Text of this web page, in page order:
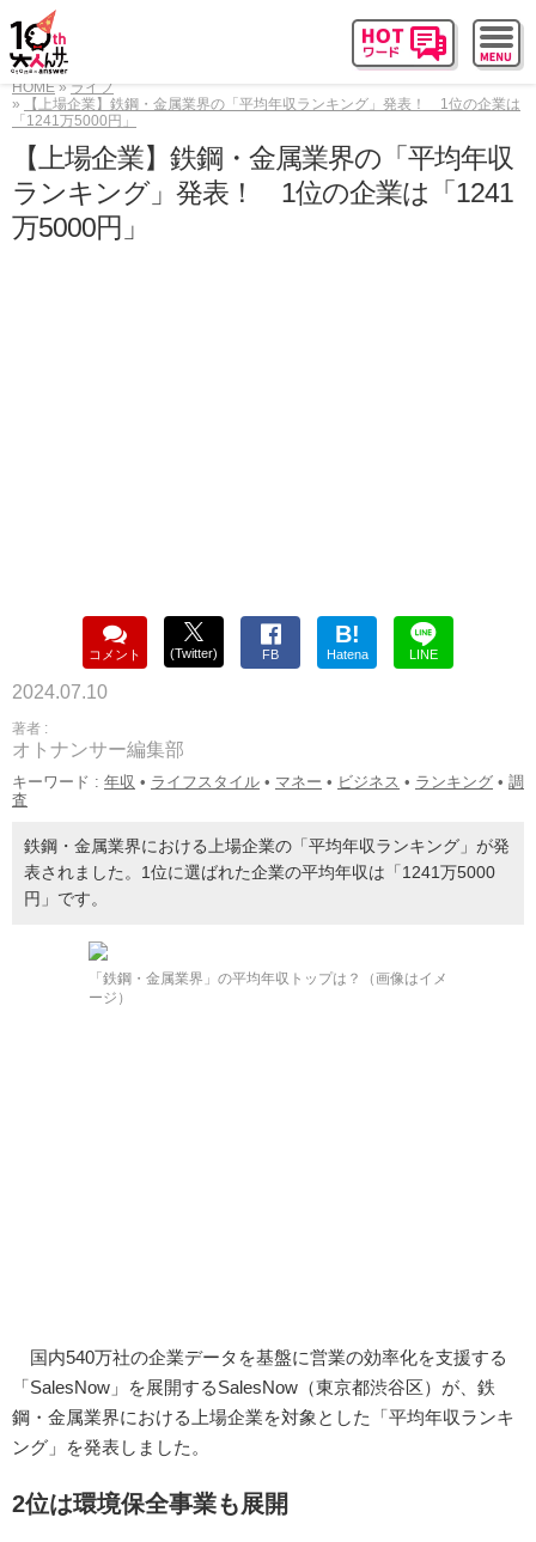
HOME
ライフ
【上場企業】鉄鋼・金属業界の「平均年収ランキング」発表！ 1位の企業は
「1241万5000円」
【上場企業】鉄鋼・金属業界の「平均年収
ランキング」発表！ 1位の企業は「1241
万5000円」
コメント (Twitter) FB
B!
Hatena LINE
2024.07.10
著者 :
オトナンサー編集部
キーワード : 年収 • ライフスタイル • マネー • ビジネス • ランキング • 調
査
鉄鋼・金属業界における上場企業の「平均年収ランキング」が発
表されました。1位に選ばれた企業の平均年収は「1241万5000
円」です。
「鉄鋼・金属業界」の平均年収トップは？（画像はイメ
ージ）
国内540万社の企業データを基盤に営業の効率化を支援する
「SalesNow」を展開するSalesNow（東京都渋谷区）が、鉄
鋼・金属業界における上場企業を対象とした「平均年収ランキ
ング」を発表しました。
2位は環境保全事業も展開